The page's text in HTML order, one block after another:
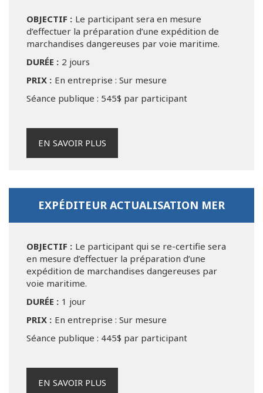
OBJECTIF : Le participant sera en mesure
d’effectuer la préparation d’une expédition de
marchandises dangereuses par voie maritime.
DURÉE : 2 jours
PRIX : En entreprise : Sur mesure
Séance publique : 545$ par participant
EN SAVOIR PLUS
EXPÉDITEUR ACTUALISATION MER
OBJECTIF : Le participant qui se re-certifie sera
en mesure d’effectuer la préparation d’une
expédition de marchandises dangereuses par
voie maritime.
DURÉE : 1 jour
PRIX : En entreprise : Sur mesure
Séance publique : 445$ par participant
EN SAVOIR PLUS